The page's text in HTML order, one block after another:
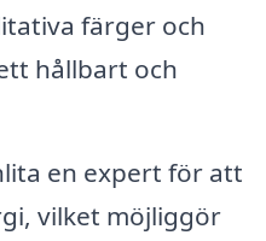
färger och
hållbart och
en expert för att
vilket möjliggör